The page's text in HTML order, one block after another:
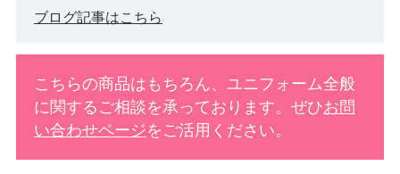
ブログ記事はこちら
こちらの商品はもちろん、ユニフォーム全般
に関するご相談を承っております。ぜひお問
い合わせページをご活用ください。